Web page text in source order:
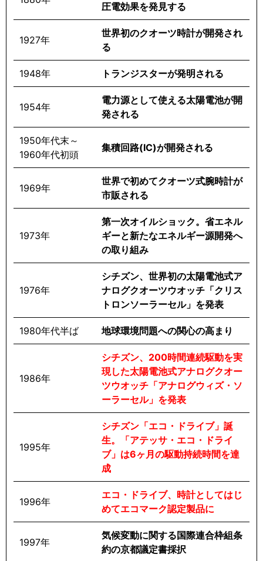
圧電効果を発見する
1927年
世界初のクオーツ時計が開発され
る
1948年 トランジスターが発明される
1954年
電力源として使える太陽電池が開
発される
1950年代末～
1960年代初頭
集積回路(IC)が開発される
1969年
世界で初めてクオーツ式腕時計が
市販される
1973年
第一次オイルショック。省エネル
ギーと新たなエネルギー源開発へ
の取り組み
1976年
シチズン、世界初の太陽電池式ア
ナログクオーツウオッチ「クリス
トロンソーラーセル」を発表
1980年代半ば 地球環境問題への関心の高まり
1986年
シチズン、200時間連続駆動を実
現した太陽電池式アナログクオー
ツウオッチ「アナログウィズ・ソ
ーラーセル」を発表
1995年
シチズン「エコ・ドライブ」誕
生。「アテッサ・エコ・ドライ
ブ」は6ヶ月の駆動持続時間を達
成
1996年
エコ・ドライブ、時計としてはじ
めてエコマーク認定製品に
1997年
気候変動に関する国際連合枠組条
約の京都議定書採択